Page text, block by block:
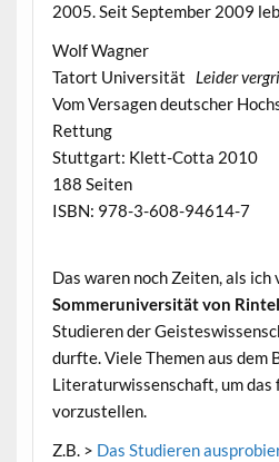
2005. Seit September 2009
Wolf Wagner
Tatort Universität Leider
Vom Versagen deutscher
Rettung
Stuttgart: Klett-Cotta 2010
188 Seiten
ISBN: 978-3-608-94614-7
Das waren noch Zeiten, als
Sommeruniversität von
Studieren der
durfte. Viele Themen aus dem
Literaturwissenschaft, um das
vorzustellen.
Z.B. > Das Studieren